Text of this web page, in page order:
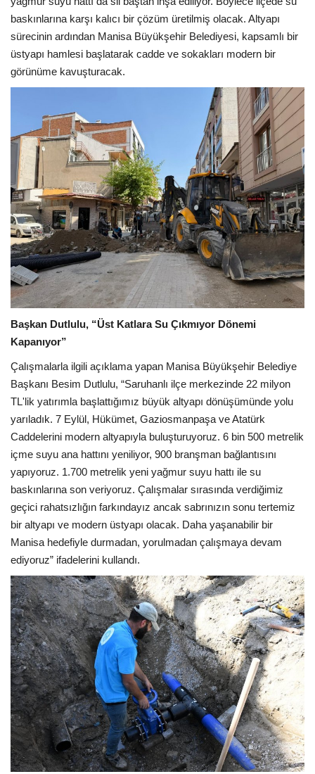
baskınlarına karşı kalıcı bir çözüm üretilmiş olacak. Altyapı
sürecinin ardından Manisa Büyükşehir Belediyesi, kapsamlı bir
üstyapı hamlesi başlatarak cadde ve sokakları modern bir
görünüme kavuşturacak.
Başkan Dutlulu, “Üst Katlara Su Çıkmıyor Dönemi
Kapanıyor”
Çalışmalarla ilgili açıklama yapan Manisa Büyükşehir Belediye
Başkanı Besim Dutlulu, “Saruhanlı ilçe merkezinde 22 milyon
TL'lik yatırımla başlattığımız büyük altyapı dönüşümünde yolu
yarıladık. 7 Eylül, Hükümet, Gaziosmanpaşa ve Atatürk
Caddelerini modern altyapıyla buluşturuyoruz. 6 bin 500 metrelik
içme suyu ana hattını yeniliyor, 900 branşman bağlantısını
yapıyoruz. 1.700 metrelik yeni yağmur suyu hattı ile su
baskınlarına son veriyoruz. Çalışmalar sırasında verdiğimiz
geçici rahatsızlığın farkındayız ancak sabrınızın sonu tertemiz
bir altyapı ve modern üstyapı olacak. Daha yaşanabilir bir
Manisa hedefiyle durmadan, yorulmadan çalışmaya devam
ediyoruz” ifadelerini kullandı.